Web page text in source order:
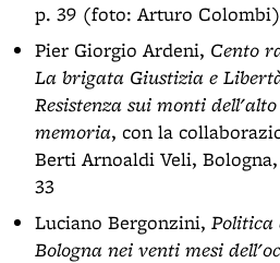
p. 39 (foto: Arturo Colombi)
Pier Giorgio Ardeni, Cento
La brigata Giustizia e
Resistenza sui monti
memoria, con la
Berti Arnoaldi Veli,
33
Luciano Bergonzini, Politica
Bologna nei venti mesi